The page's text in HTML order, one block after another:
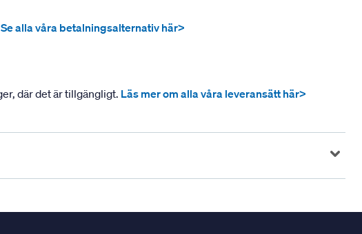
Se alla våra betalningsalternativ här>
där det är tillgängligt. Läs mer om alla våra leveransätt här>